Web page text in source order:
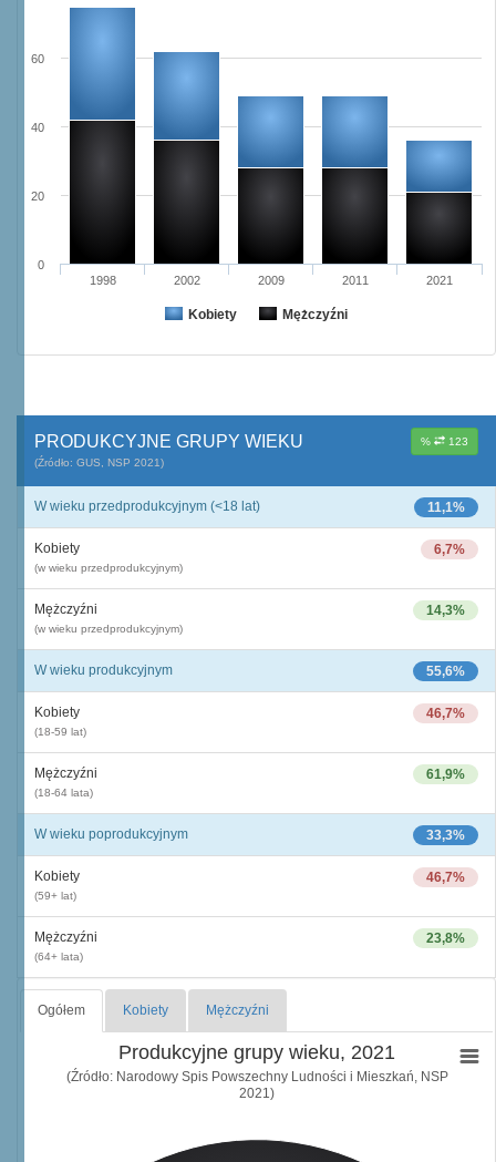
Kobiety Mężczyźni
1998 2002 2009 2011 2021
0
20
40
60
% 123
PRODUKCYJNE GRUPY WIEKU
(Źródło: GUS, NSP 2021)
11,1%
W wieku przedprodukcyjnym (<18 lat)
6,7%
Kobiety
(w wieku przedprodukcyjnym)
14,3%
Mężczyźni
(w wieku przedprodukcyjnym)
55,6%
W wieku produkcyjnym
46,7%
Kobiety
(18-59 lat)
61,9%
Mężczyźni
(18-64 lata)
33,3%
W wieku poprodukcyjnym
46,7%
Kobiety
(59+ lat)
23,8%
Mężczyźni
(64+ lata)
Ogółem Kobiety Mężczyźni
Produkcyjne grupy wieku, 2021
(Źródło: Narodowy Spis Powszechny Ludności i Mieszkań, NSP
2021)